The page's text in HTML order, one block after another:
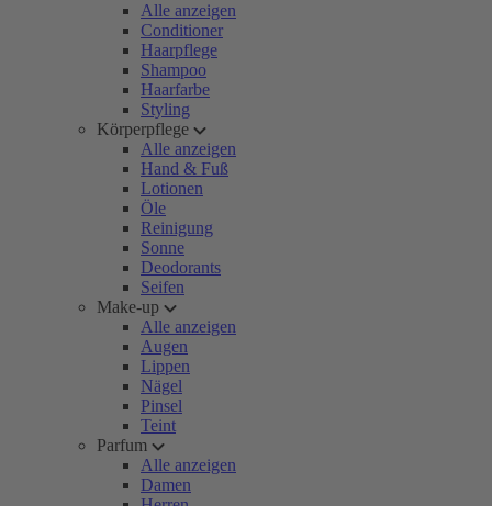
Alle anzeigen
Conditioner
Haarpflege
Shampoo
Haarfarbe
Styling
Körperpflege
Alle anzeigen
Hand & Fuß
Lotionen
Öle
Reinigung
Sonne
Deodorants
Seifen
Make-up
Alle anzeigen
Augen
Lippen
Nägel
Pinsel
Teint
Parfum
Alle anzeigen
Damen